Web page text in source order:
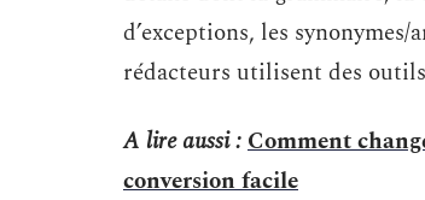
d’exceptions, les
rédacteurs utilisent des
A lire aussi :Comment
conversion facile